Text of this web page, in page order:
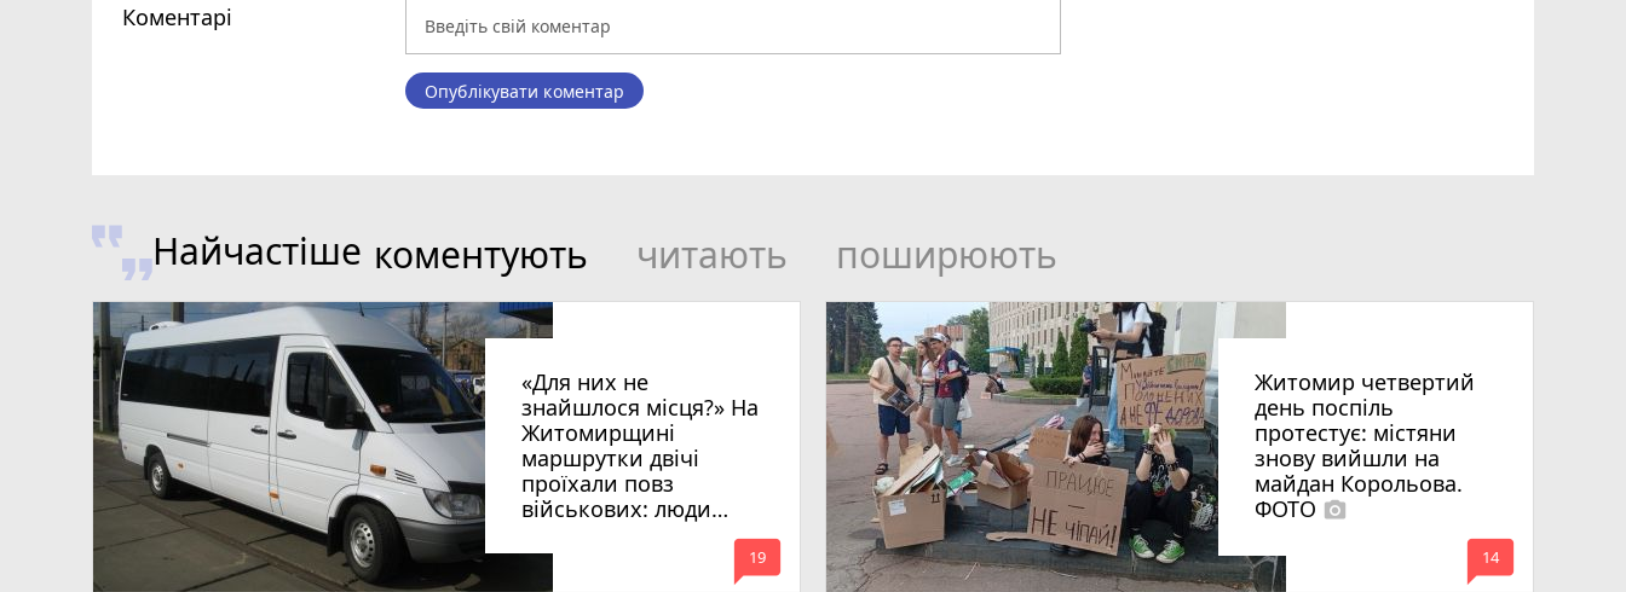
Коментарі
Опублікувати коментар
Найчастіше коментують читають поширюють
«Для них не
знайшлося місця?» На
Житомирщині
маршрутки двічі
проїхали повз
військових: люди
вимагають покарати
винних
mode_comment
19
Житомир четвертий
день поспіль
протестує: містяни
знову вийшли на
майдан Корольова.
ФОТО photo_camera
mode_comment
14